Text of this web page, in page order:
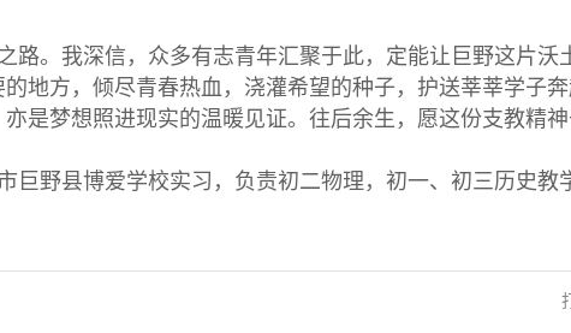
。我深信，众多有志青年汇聚于此，定能让巨野这片沃
地方，倾尽青春热血，浇灌希望的种子，护送莘莘学子
是梦想照进现实的温暖见证。往后余生，愿这份支教精
巨野县博爱学校实习，负责初二物理，初一、初三历史教